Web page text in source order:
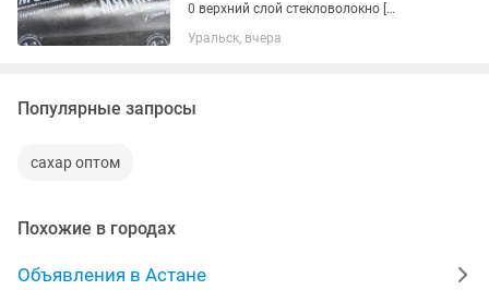
0 верхний слой стекловолокно [
Уральск, вчера
Популярные запросы
сахар оптом
Похожие в городах
Объявления в Астане